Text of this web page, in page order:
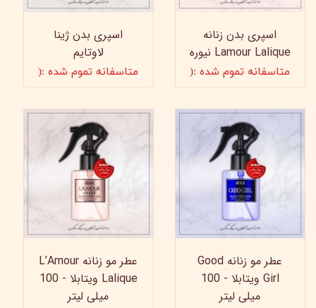
اسپری بدن زنانه
Lamour Lalique نیوره
متاسفانه تموم شده :(
اسپری بدن ژینا
لاوتایم
متاسفانه تموم شده :(
عطر مو زنانه Good
Girl ویتابلا - 100
میلی لیتر
عطر مو زنانه L’Amour
Lalique ویتابلا - 100
میلی لیتر